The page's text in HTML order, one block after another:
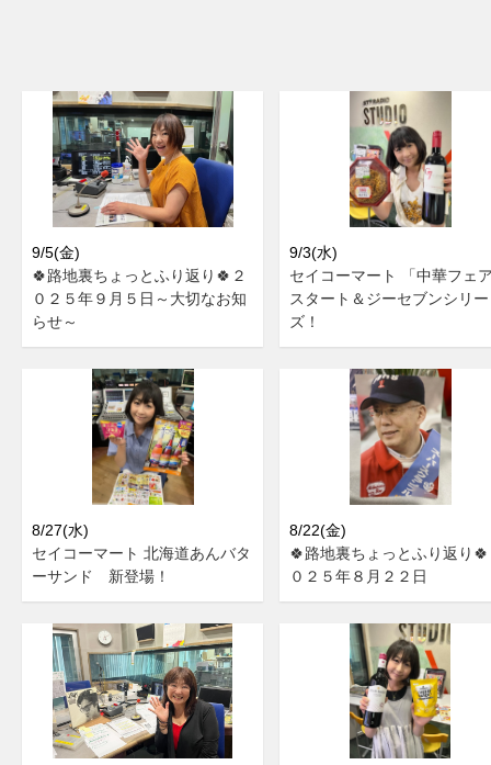
9/5(金)
🍀路地裏ちょっとふり返り🍀２
０２５年９月５日～大切なお知
らせ～
9/3(水)
セイコーマート 「中華フェ
スタート＆ジーセブンシリー
ズ！
8/27(水)
セイコーマート 北海道あんバタ
ーサンド 新登場！
8/22(金)
🍀路地裏ちょっとふり返り
０２５年８月２２日